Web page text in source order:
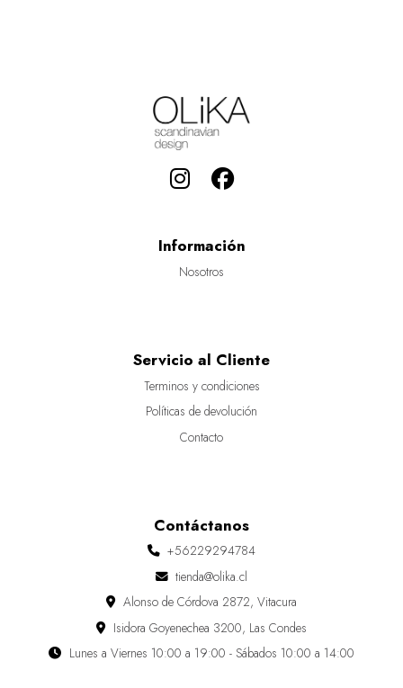
Información
Nosotros
Servicio al Cliente
Terminos y condiciones
Políticas de devolución
Contacto
Contáctanos
+56229294784
tienda@olika.cl
Alonso de Córdova 2872, Vitacura
Isidora Goyenechea 3200, Las Condes
Lunes a Viernes 10:00 a 19:00 - Sábados 10:00 a 14:00